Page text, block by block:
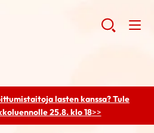
lasten kanssa? Tule
25.8. klo 18>>